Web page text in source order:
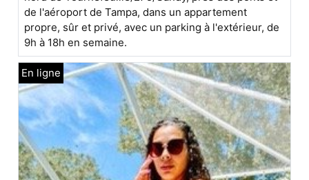
de l'aéroport de Tampa, dans un appartement
propre, sûr et privé, avec un parking à l'extérieur, de
9h à 18h en semaine.